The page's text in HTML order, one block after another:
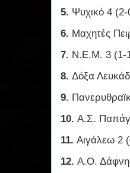
5. Ψυχικό 4 (2-
6. Μαχητές
7. Ν.Ε.Μ. 3 (1-
8. Δόξα
9.
10. Α.Σ.
11. Αιγάλεω 2
12. Α.Ο.